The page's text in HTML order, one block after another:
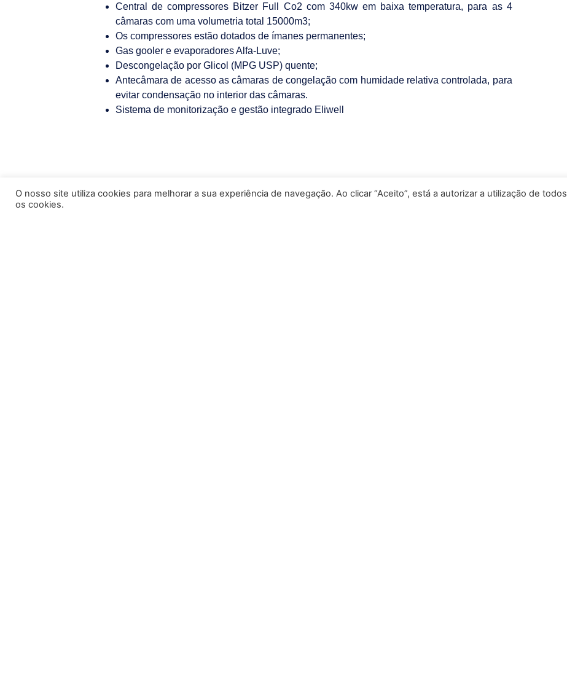
Central de compressores Bitzer Full Co2 com 340kw em baixa temperatura, para as 4
câmaras com uma volumetria total 15000m3;
Os compressores estão dotados de ímanes permanentes;
Gas gooler e evaporadores Alfa-Luve;
Descongelação por Glicol (MPG USP) quente;
Antecâmara de acesso as câmaras de congelação com humidade relativa controlada, para
evitar condensação no interior das câmaras.
Sistema de monitorização e gestão integrado Eliwell
O nosso site utiliza cookies para melhorar a sua experiência de navegação. Ao clicar “Aceito”, está a autorizar a utilização de todos
os cookies.